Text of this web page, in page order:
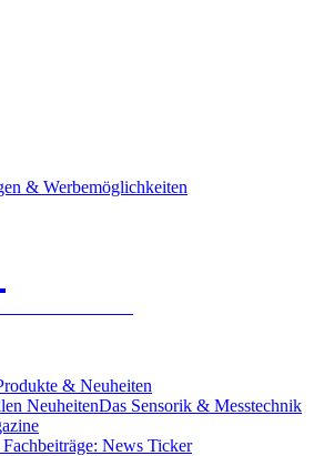
& Werbemöglichkeiten
& Neuheiten
NeuheitenDas Sensorik & Messtechnik
News Ticker